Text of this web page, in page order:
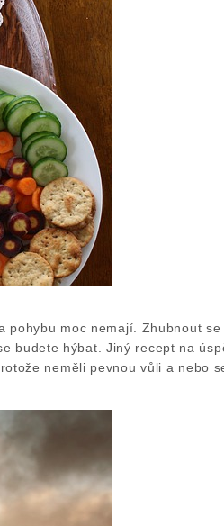
moc nemají. Zhubnout
budete hýbat. Jiný recept na
neměli pevnou vůli a nebo